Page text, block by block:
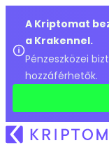
A Kriptomat
a Krakennel.
Pénzeszközei
hozzáférhetők.